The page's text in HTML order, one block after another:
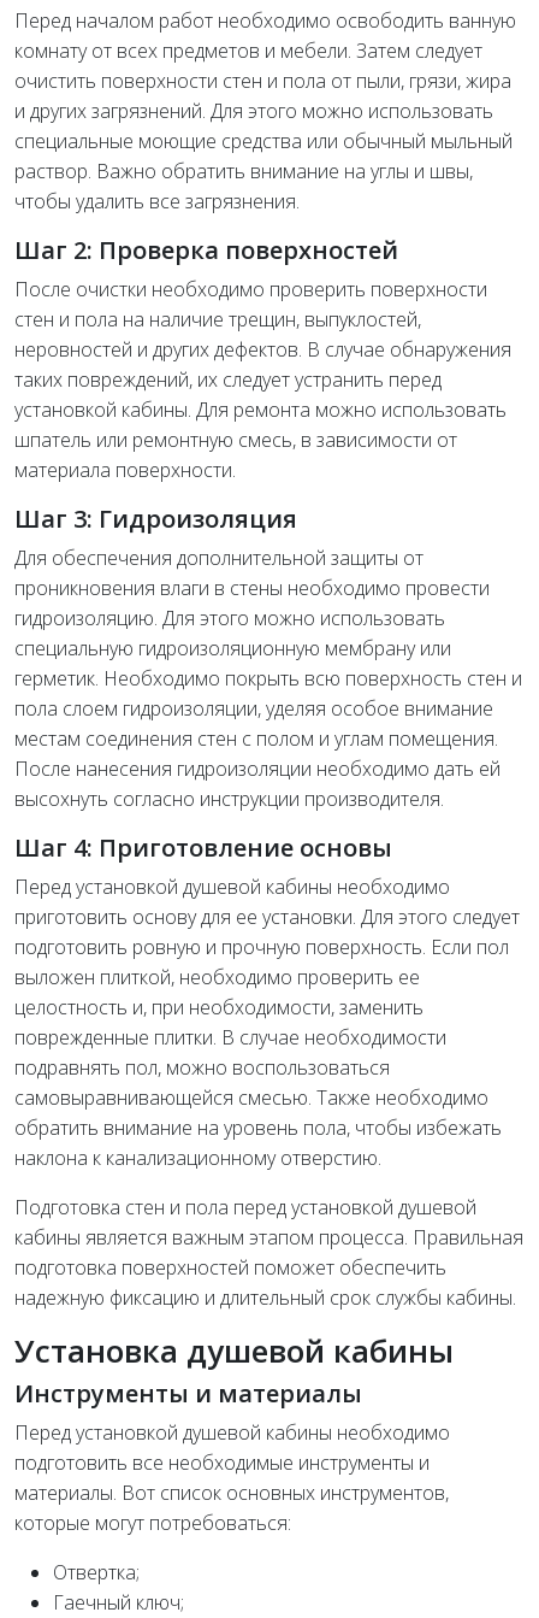
Перед началом работ необходимо освободить ванную
комнату от всех предметов и мебели. Затем следует
очистить поверхности стен и пола от пыли, грязи, жира
и других загрязнений. Для этого можно использовать
специальные моющие средства или обычный мыльный
раствор. Важно обратить внимание на углы и швы,
чтобы удалить все загрязнения.
Шаг 2: Проверка поверхностей
После очистки необходимо проверить поверхности
стен и пола на наличие трещин, выпуклостей,
неровностей и других дефектов. В случае обнаружения
таких повреждений, их следует устранить перед
установкой кабины. Для ремонта можно использовать
шпатель или ремонтную смесь, в зависимости от
материала поверхности.
Шаг 3: Гидроизоляция
Для обеспечения дополнительной защиты от
проникновения влаги в стены необходимо провести
гидроизоляцию. Для этого можно использовать
специальную гидроизоляционную мембрану или
герметик. Необходимо покрыть всю поверхность стен и
пола слоем гидроизоляции, уделяя особое внимание
местам соединения стен с полом и углам помещения.
После нанесения гидроизоляции необходимо дать ей
высохнуть согласно инструкции производителя.
Шаг 4: Приготовление основы
Перед установкой душевой кабины необходимо
приготовить основу для ее установки. Для этого следует
подготовить ровную и прочную поверхность. Если пол
выложен плиткой, необходимо проверить ее
целостность и, при необходимости, заменить
поврежденные плитки. В случае необходимости
подравнять пол, можно воспользоваться
самовыравнивающейся смесью. Также необходимо
обратить внимание на уровень пола, чтобы избежать
наклона к канализационному отверстию.
Подготовка стен и пола перед установкой душевой
кабины является важным этапом процесса. Правильная
подготовка поверхностей поможет обеспечить
надежную фиксацию и длительный срок службы кабины.
Установка душевой кабины
Инструменты и материалы
Перед установкой душевой кабины необходимо
подготовить все необходимые инструменты и
материалы. Вот список основных инструментов,
которые могут потребоваться:
Отвертка;
Гаечный ключ;